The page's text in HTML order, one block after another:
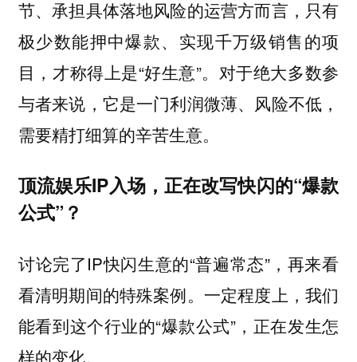
节、承担具体落地风险的运营方而言，只有
极少数能押中爆款、实现千万级销售的项
目，才称得上是“好生意”。对于绝大多数参
与者来说，它是一门利润微薄、风险不低，
需要精打细算的辛苦生意。
顶流娱乐IP入场，正在改写快闪的“爆款
公式”？
讨论完了IP快闪生意的“普遍常态”，再来看
看清明期间的特殊案例。一定程度上，我们
能看到这个行业的“爆款公式”，正在发生怎
样的变化。